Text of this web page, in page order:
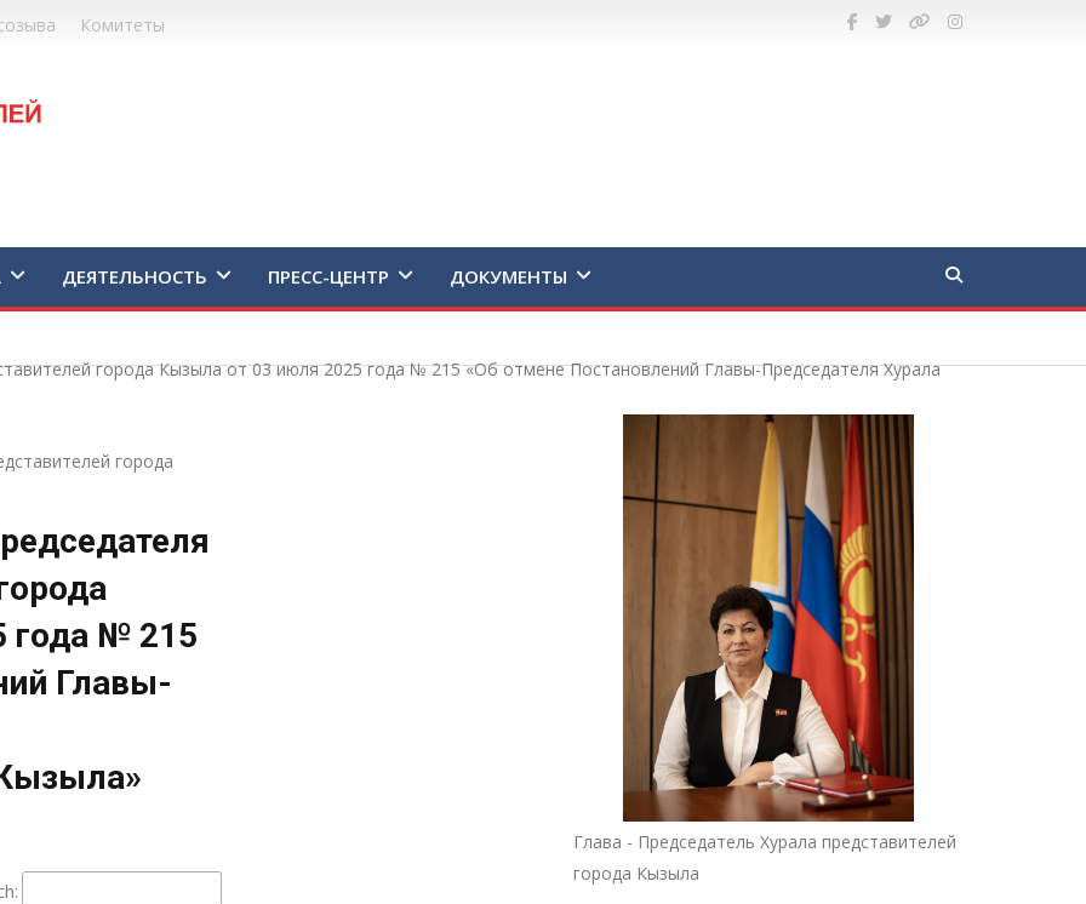
Комитеты
ДЕЯТЕЛЬНОСТЬ ПРЕСС-ЦЕНТР ДОКУМЕНТЫ
города Кызыла от 03 июля 2025 года № 215 «Об отмене Постановлений Главы-Председателя Хурала
города
года № 215
Главы-
Глава - Председатель Хурала представителей
города Кызыла